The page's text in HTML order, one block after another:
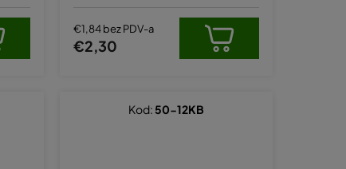
€1,84 bez PDV-a
€2,30
Kod: 50-12KB